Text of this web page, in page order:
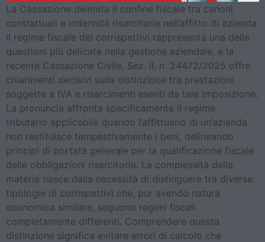
La Cassazione delimita il confine fiscale tra canoni
contrattuali e indennità risarcitorie nell’affitto di azienda
Il regime fiscale dei corrispettivi rappresenta una delle
questioni più delicate nella gestione aziendale, e la
recente Cassazione Civile, Sez. II, n. 24472/2025 offre
chiarimenti decisivi sulla distinzione tra prestazioni
soggette a IVA e risarcimenti esenti da tale imposizione.
La pronuncia affronta specificamente il regime
tributario applicabile quando l’affittuario di un’azienda
non restituisce tempestivamente i beni, delineando
principi di portata generale per la qualificazione fiscale
delle obbligazioni risarcitorie. La complessità della
materia nasce dalla necessità di distinguere tra diverse
tipologie di corrispettivi che, pur avendo natura
economica similare, seguono regimi fiscali
completamente differenti. Comprendere questa
distinzione significa evitare errori di calcolo che